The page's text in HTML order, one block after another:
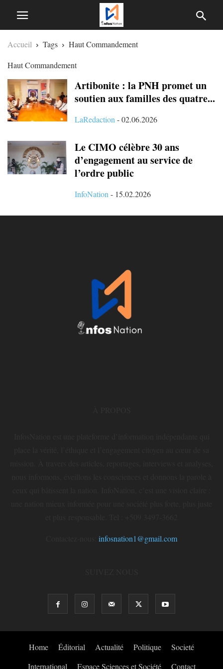
Accueil Tags
Haut Commandement
Haut Commandement
Artibonite : la PNH promet un
soutien aux familles des quatre...
LaRedaction -02.06.2026
Le CIMO célèbre 30 ans
d’engagement au service de
l’ordre public
InfoNation - 15.02.2026
infosnation1@gmail.com
Home Éditorial Actualité Politique
Societé
International
Espace Sciences et Société Contact